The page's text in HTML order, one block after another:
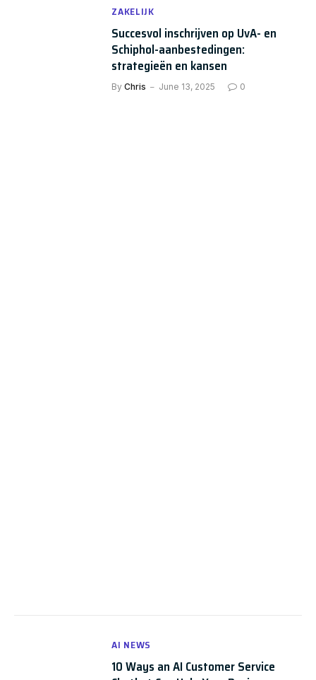
ZAKELIJK
Succesvol inschrijven op UvA- en
Schiphol-aanbestedingen:
strategieën en kansen
By Chris June 13, 2025 0
AI NEWS
10 Ways an AI Customer Service